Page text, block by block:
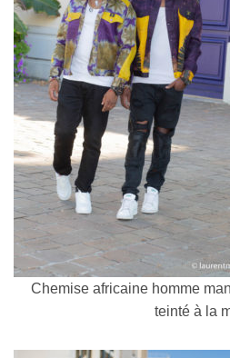
Chemise africaine homme
teinté à la